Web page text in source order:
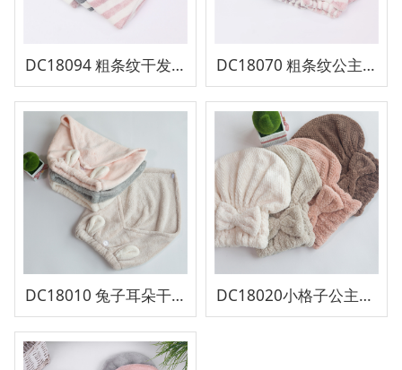
DC18094 粗条纹干发帽 DC18070 粗条纹公主帽（小版）
DC18010 兔子耳朵干发帽 DC18020小格子公主吸水帽